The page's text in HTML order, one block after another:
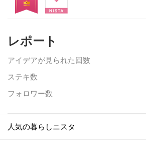
レポート
アイデアが見られた回数
ステキ数
フォロワー数
人気の暮らしニスタ